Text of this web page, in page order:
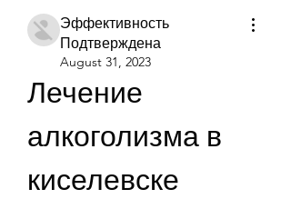
Эффективность
Подтверждена
August 31, 2023
Лечение
алкоголизма в
киселевске